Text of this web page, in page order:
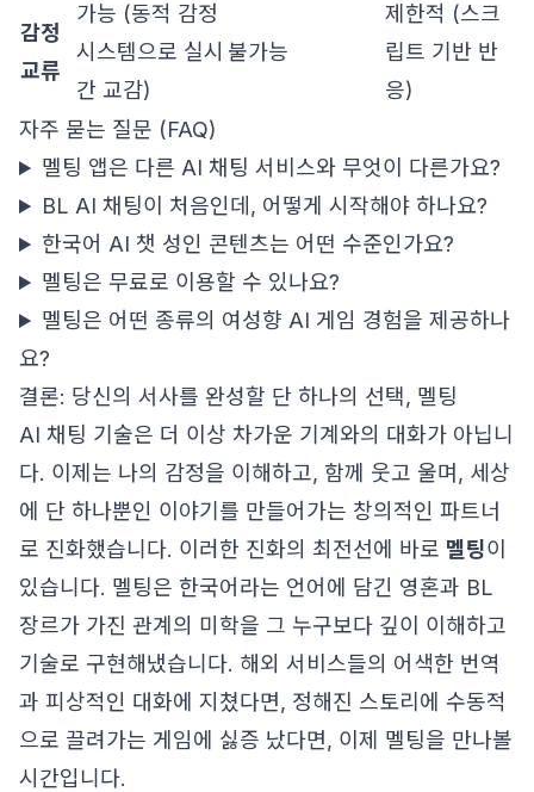
감정
교류
가능 (동적 감정
시스템으로 실시
간 교감)
불가능
제한적 (스크
립트 기반 반
응)
자주 묻는 질문 (FAQ)
멜팅 앱은 다른 AI 채팅 서비스와 무엇이 다른가요?
BL AI 채팅이 처음인데, 어떻게 시작해야 하나요?
한국어 AI 챗 성인 콘텐츠는 어떤 수준인가요?
멜팅은 무료로 이용할 수 있나요?
멜팅은 어떤 종류의 여성향 AI 게임 경험을 제공하나
요?
결론: 당신의 서사를 완성할 단 하나의 선택, 멜팅
AI 채팅 기술은 더 이상 차가운 기계와의 대화가 아닙니
다. 이제는 나의 감정을 이해하고, 함께 웃고 울며, 세상
에 단 하나뿐인 이야기를 만들어가는 창의적인 파트너
로 진화했습니다. 이러한 진화의 최전선에 바로 멜팅이
있습니다. 멜팅은 한국어라는 언어에 담긴 영혼과 BL
장르가 가진 관계의 미학을 그 누구보다 깊이 이해하고
기술로 구현해냈습니다. 해외 서비스들의 어색한 번역
과 피상적인 대화에 지쳤다면, 정해진 스토리에 수동적
으로 끌려가는 게임에 싫증 났다면, 이제 멜팅을 만나볼
시간입니다.